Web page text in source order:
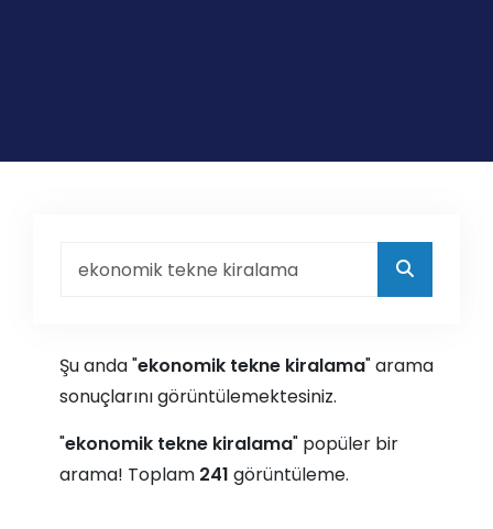
Şu anda "ekonomik tekne kiralama" arama
sonuçlarını görüntülemektesiniz.
"ekonomik tekne kiralama" popüler bir
arama! Toplam 241 görüntüleme.